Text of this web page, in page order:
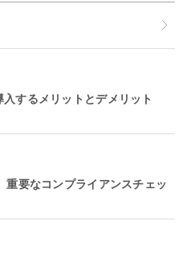
するメリットとデメリット
重要なコンプライアンスチェッ